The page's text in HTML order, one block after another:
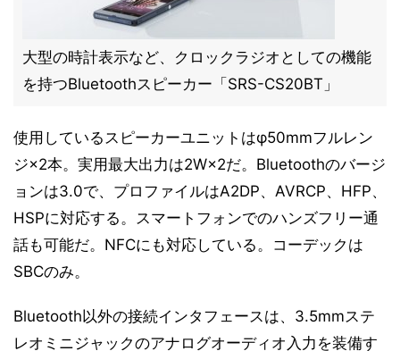
大型の時計表示など、クロックラジオとしての機能
を持つBluetoothスピーカー「SRS-CS20BT」
使用しているスピーカーユニットはφ50mmフルレン
ジ×2本。実用最大出力は2W×2だ。Bluetoothのバージ
ョンは3.0で、プロファイルはA2DP、AVRCP、HFP、
HSPに対応する。スマートフォンでのハンズフリー通
話も可能だ。NFCにも対応している。コーデックは
SBCのみ。
Bluetooth以外の接続インタフェースは、3.5mmステ
レオミニジャックのアナログオーディオ入力を装備す